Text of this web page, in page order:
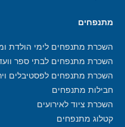
מתנפחים
השכרת מתנפחים לימי הולדת
השכרת מתנפחים לבתי ספר
השכרת מתנפחים לפסטיבלים
חבילות מתנפחים
השכרת ציוד לאירועים
קטלוג מתנפחים